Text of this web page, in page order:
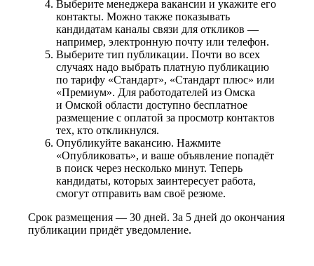
Выберите менеджера вакансии и укажите его
контакты. Можно также показывать
кандидатам каналы связи для откликов —
например, электронную почту или телефон.
Выберите тип публикации. Почти во всех
случаях надо выбрать платную публикацию
по тарифу «Стандарт», «Стандарт плюс» или
«Премиум». Для работодателей из Омска
и Омской области доступно бесплатное
размещение с оплатой за просмотр контактов
тех, кто откликнулся.
Опубликуйте вакансию. Нажмите
«Опубликовать», и ваше объявление попадёт
в поиск через несколько минут. Теперь
кандидаты, которых заинтересует работа,
смогут отправить вам своё резюме.
Срок размещения — 30 дней. За 5 дней до окончания
публикации придёт уведомление.